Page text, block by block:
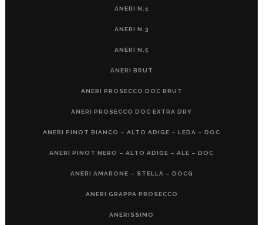
ANERI N.1
ANERI N.3
ANERI N.5
ANERI BRUT
ANERI PROSECCO DOC BRUT
ANERI PROSECCO DOC EXTRA DRY
ANERI PINOT BIANCO – ALTO ADIGE – LEDA – DOC
ANERI PINOT NERO – ALTO ADIGE – ALE – DOC
ANERI AMARONE – STELLA – DOCG
ANERI GRAPPA PROSECCO
ANERISSIMO